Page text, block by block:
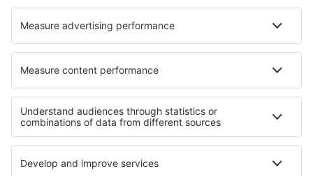
Vila Do Porto (ZAZ)